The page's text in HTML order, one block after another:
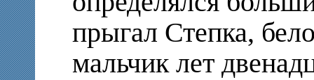
прыгал Степка,
мальчик лет